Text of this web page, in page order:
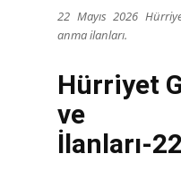
22 Mayıs 2026
anma ilanları.
Hürriyet
ve
İlanları-